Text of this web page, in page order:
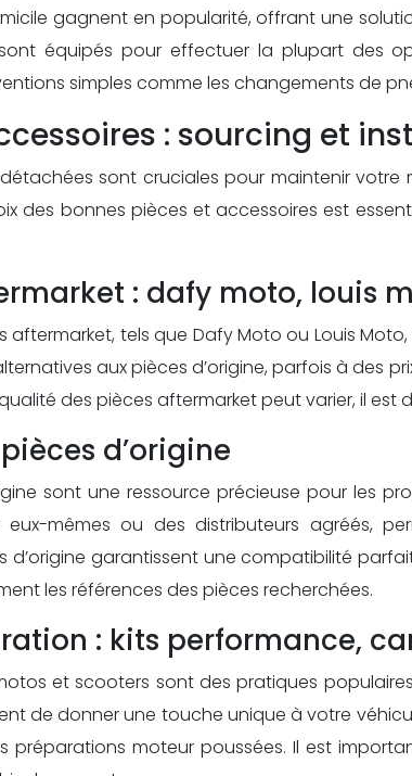
gagnent en popularité, offrant une
équipés pour effectuer la plupart des
simples comme les changements de
: sourcing et
sont cruciales pour maintenir
des bonnes pièces et accessoires est
: dafy moto, louis
aftermarket, tels que Dafy Moto ou Louis
aux pièces d’origine, parfois à des
des pièces aftermarket peut varier, il
d’origine
sont une ressource précieuse pour les
mêmes ou des distributeurs agréés,
d’origine garantissent une compatibilité
les références des pièces recherchées.
: kits performance,
et scooters sont des pratiques
de donner une touche unique à votre
préparations moteur poussées. Il est